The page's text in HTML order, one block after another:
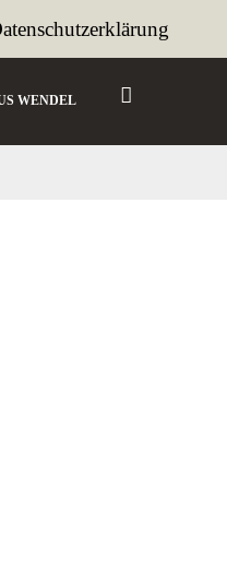
tango@sencillo.de
WENDEL